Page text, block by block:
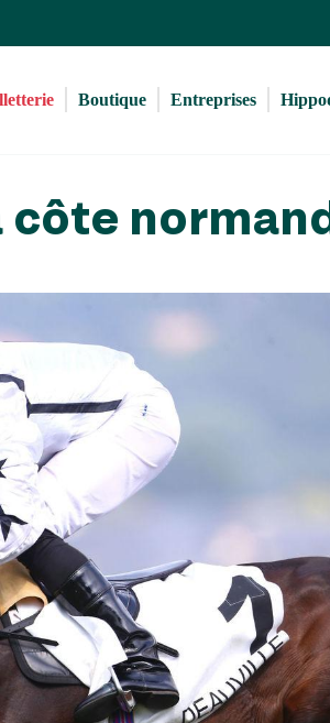
au
principal
Boutique Entreprises
côte